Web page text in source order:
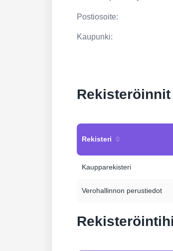
Postiosoite:
Kaupunki:
Rekisteröinnit
Rekisteri
Kaupparekisteri
Verohallinnon perustiedot